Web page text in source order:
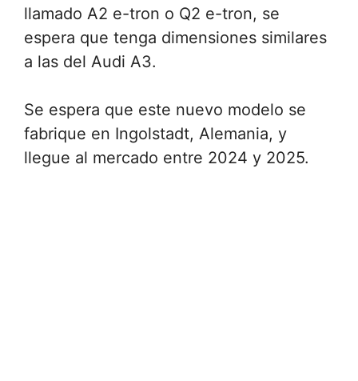
llamado A2 e-tron o Q2 e-tron, se
espera que tenga dimensiones similares
a las del Audi A3.
Se espera que este nuevo modelo se
fabrique en Ingolstadt, Alemania, y
llegue al mercado entre 2024 y 2025.